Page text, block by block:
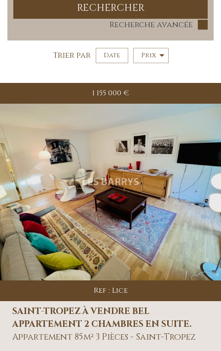
10KM 25KM
RECHERCHER
Recherche avancée
Trier par Date Prix
1 155 000 €
Ref : Lice
SAINT-TROPEZ À VENDRE BEL
APPARTEMENT 2 CHAMBRES EN SUITE.
Appartement 85m² 3 Pièces - Saint-Tropez